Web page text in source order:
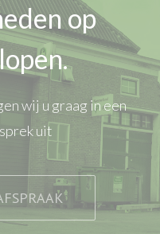
op
wij u graag in een
uit